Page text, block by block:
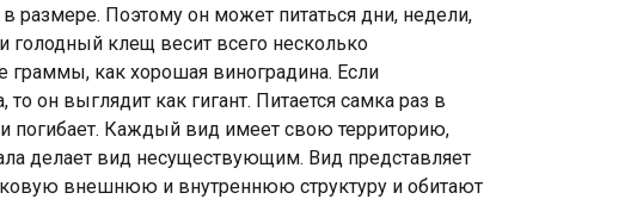
размере. Поэтому он может питаться дни, недели,
голодный клещ весит всего несколько
как хорошая виноградина. Если
он выглядит как гигант. Питается самка раз в
погибает. Каждый вид имеет свою территорию,
делает вид несуществующим. Вид представляет
внешнюю и внутреннюю структуру и обитают